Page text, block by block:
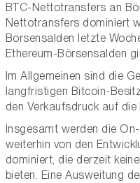
BTC-Nettotransfers an
Nettotransfers dominiert
Börsensalden letzte
Ethereum-Börsensalden
Im Allgemeinen sind die
langfristigen Bitcoin-
den Verkaufsdruck auf
Insgesamt werden die
weiterhin von den
dominiert, die derzeit
bieten. Eine Ausweitung